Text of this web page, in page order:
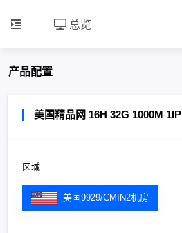
总览
产品配置
美国精品网 16H 32G 1000M 1IP
区域
美国9929/CMIN2机房